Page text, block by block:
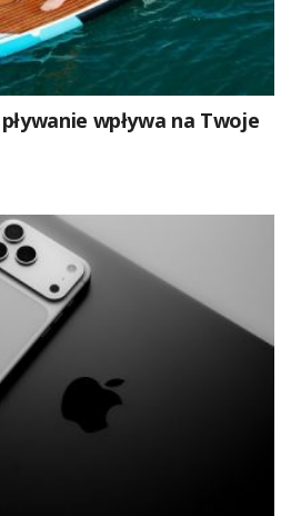
wpływa na Twoje